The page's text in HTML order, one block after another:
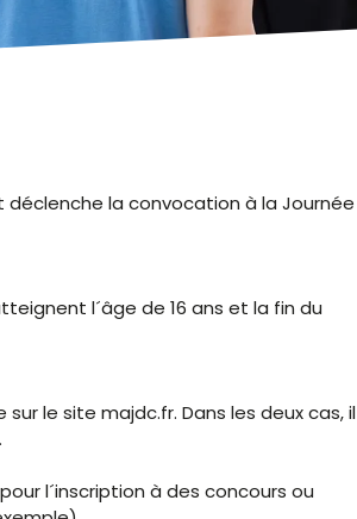
la convocation à la Journée
l´âge de 16 ans et la fin du
le site majdc.fr. Dans les deux cas, il
l´inscription à des concours ou